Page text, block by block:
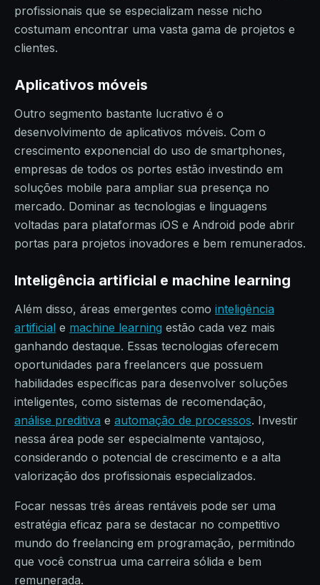
profissionais que se especializam nesse nicho
costumam encontrar uma vasta gama de projetos e
clientes.
Aplicativos móveis
Outro segmento bastante lucrativo é o
desenvolvimento de aplicativos móveis. Com o
crescimento exponencial do uso de smartphones,
empresas de todos os portes estão investindo em
soluções mobile para ampliar sua presença no
mercado. Dominar as tecnologias e linguagens
voltadas para plataformas iOS e Android pode abrir
portas para projetos inovadores e bem remunerados.
Inteligência artificial e machine learning
Além disso, áreas emergentes como inteligência
artificial e machine learning estão cada vez mais
ganhando destaque. Essas tecnologias oferecem
oportunidades para freelancers que possuem
habilidades específicas para desenvolver soluções
inteligentes, como sistemas de recomendação,
análise preditiva e automação de processos. Investir
nessa área pode ser especialmente vantajoso,
considerando o potencial de crescimento e a alta
valorização dos profissionais especializados.
Focar nessas três áreas rentáveis pode ser uma
estratégia eficaz para se destacar no competitivo
mundo do freelancing em programação, permitindo
que você construa uma carreira sólida e bem
remunerada.